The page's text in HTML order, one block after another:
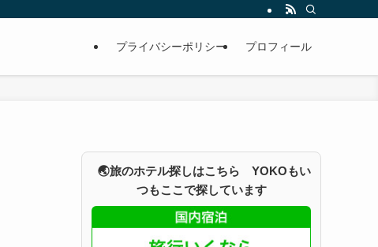
プライバシーポリシー プロフィール
🌏旅のホテル探しはこちら YOKOもい
つもここで探しています